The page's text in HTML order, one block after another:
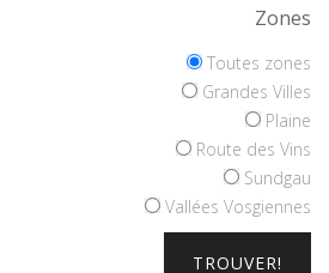
Zones
Toutes zones
Grandes Villes
Plaine
Route des Vins
Sundgau
Vallées Vosgiennes